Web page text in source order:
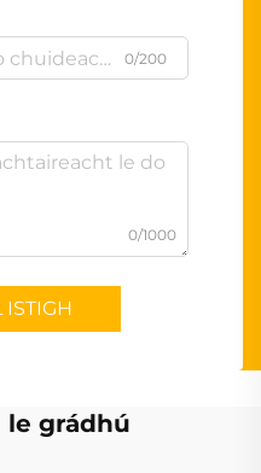
0/200
0/1000
ISTIGH
grádhú